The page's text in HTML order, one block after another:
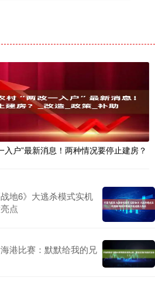
户”最新消息！两种情况要停止建房？
地6》大逃杀模式实机
点
港比赛：默默给我的兄